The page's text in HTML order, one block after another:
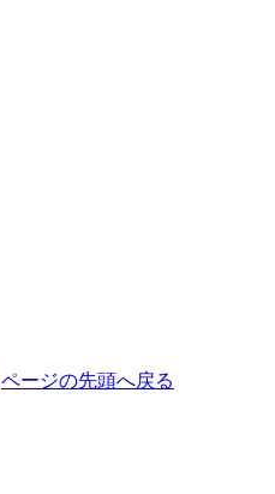
ページの先頭へ戻る